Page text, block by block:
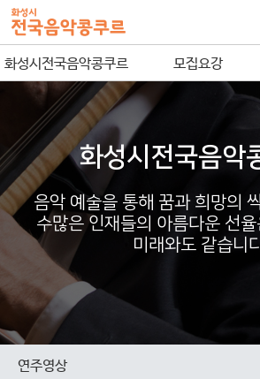
화성시전국음악콩쿠르 모집요강
화성시전국음악
음악 예술을 통해 꿈과 희망의
수많은 인재들의 아름다운 선율
미래와도 같습니
연주영상